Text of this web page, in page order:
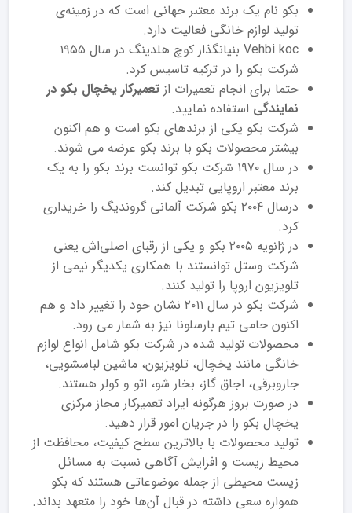
بکو نام یک برند معتبر جهانی است که در زمینه‌ی
تولید لوازم خانگی فعالیت دارد.
Vehbi koc بنیانگذار کوچ هلدینگ در سال ۱۹۵۵
شرکت بکو را در ترکیه تاسیس کرد.
حتما برای انجام تعمیرات از تعمیرکار یخچال بکو در
نمایندگی استفاده نمایید.
شرکت بکو یکی از برندهای بکو است و هم اکنون
بیشتر محصولات بکو با برند بکو عرضه می شوند.
در سال ۱۹۷۰ شرکت بکو توانست برند بکو را به یک
برند معتبر اروپایی تبدیل کند.
درسال ۲۰۰۴ بکو شرکت آلمانی گروندیگ را خریداری
کرد.
در ژانویه ۲۰۰۵ بکو و یکی از رقبای اصلی‌اش یعنی
شرکت وستل توانستند با همکاری یکدیگر نیمی از
تلویزیون اروپا را تولید کنند.
شرکت بکو در سال ۲۰۱۱ نشان خود را تغییر داد و هم
اکنون حامی تیم بارسلونا نیز به شمار می رود.
محصولات تولید شده در شرکت بکو شامل انواع لوازم
خانگی مانند یخچال، تلویزیون، ماشین لباسشویی،
جاروبرقی، اجاق گاز، بخار شو، اتو و کولر هستند.
در صورت بروز هرگونه ایراد تعمیرکار مجاز مرکزی
یخچال بکو را در جریان امور قرار دهید.
تولید محصولات با بالاترین سطح کیفیت، محافظت از
محیط زیست و افزایش آگاهی نسبت به مسائل
زیست محیطی از جمله موضوعاتی هستند که بکو
همواره سعی داشته در قبال آن‌ها خود را متعهد بداند.